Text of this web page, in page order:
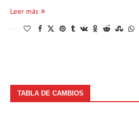
Leer más
TABLA DE CAMBIOS